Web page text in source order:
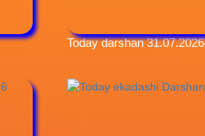
Today darshan 31.07.2026